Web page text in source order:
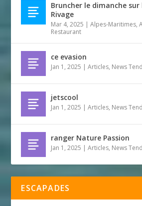
Bruncher le dimanche sur
Rivage
Mar 4, 2025 |Alpes-Maritimes,
Restaurant
ce evasion
Jan 1, 2025 |Articles, News
jetscool
Jan 1, 2025 |Articles, News
ranger Nature Passion
Jan 1, 2025 |Articles, News
ESCAPADES